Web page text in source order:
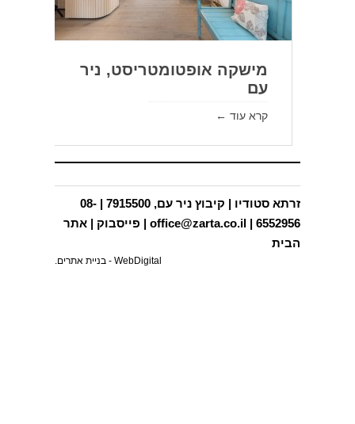
בתים פרטיים
תכניות בינוי ותב"עות
פרסומים
בפריפריה
צור קשר
מישקה אופטומטריסט, ניר
עם
קרא עוד ←
זרתא סטודיו | קיבוץ ניר עם, 7915500 | 08-
6552956 |
office@zarta.co.il
| פייסבוק | אתר
הבית
WebDigital - בניית אתרים.